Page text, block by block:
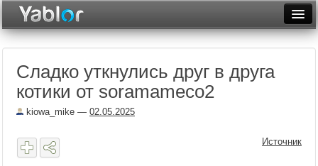
Неделя
Месяц
Сладко уткнулись друг в друга
котики от soramameco2
kiowa_mike — 02.05.2025
Источник